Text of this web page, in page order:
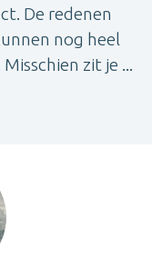
De redenen
nog heel
zit je ...